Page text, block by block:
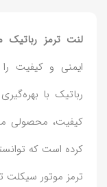
لنت ترمز رباتیک
ایمنی و کیفیت
رباتیک با
کیفیت، محصولی
کرده است که
ترمز موتور سیکلت